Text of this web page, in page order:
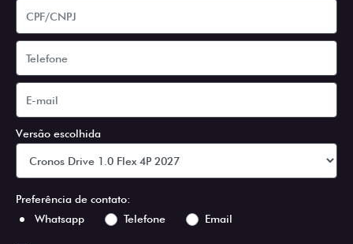
Versão escolhida
Preferência de contato:
Whatsapp
Telefone Email